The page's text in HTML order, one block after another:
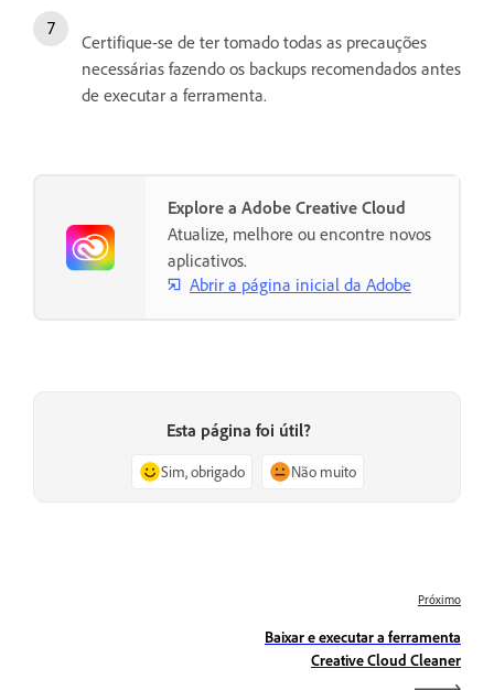
Certifique-se de ter tomado todas as precauções
necessárias fazendo os backups recomendados antes
de executar a ferramenta.
Explore a Adobe Creative Cloud
Atualize, melhore ou encontre novos
aplicativos.
Abrir a página inicial da Adobe
Esta página foi útil?
Sim, obrigado Não muito
Próximo
Baixar e executar a ferramenta
Creative Cloud Cleaner